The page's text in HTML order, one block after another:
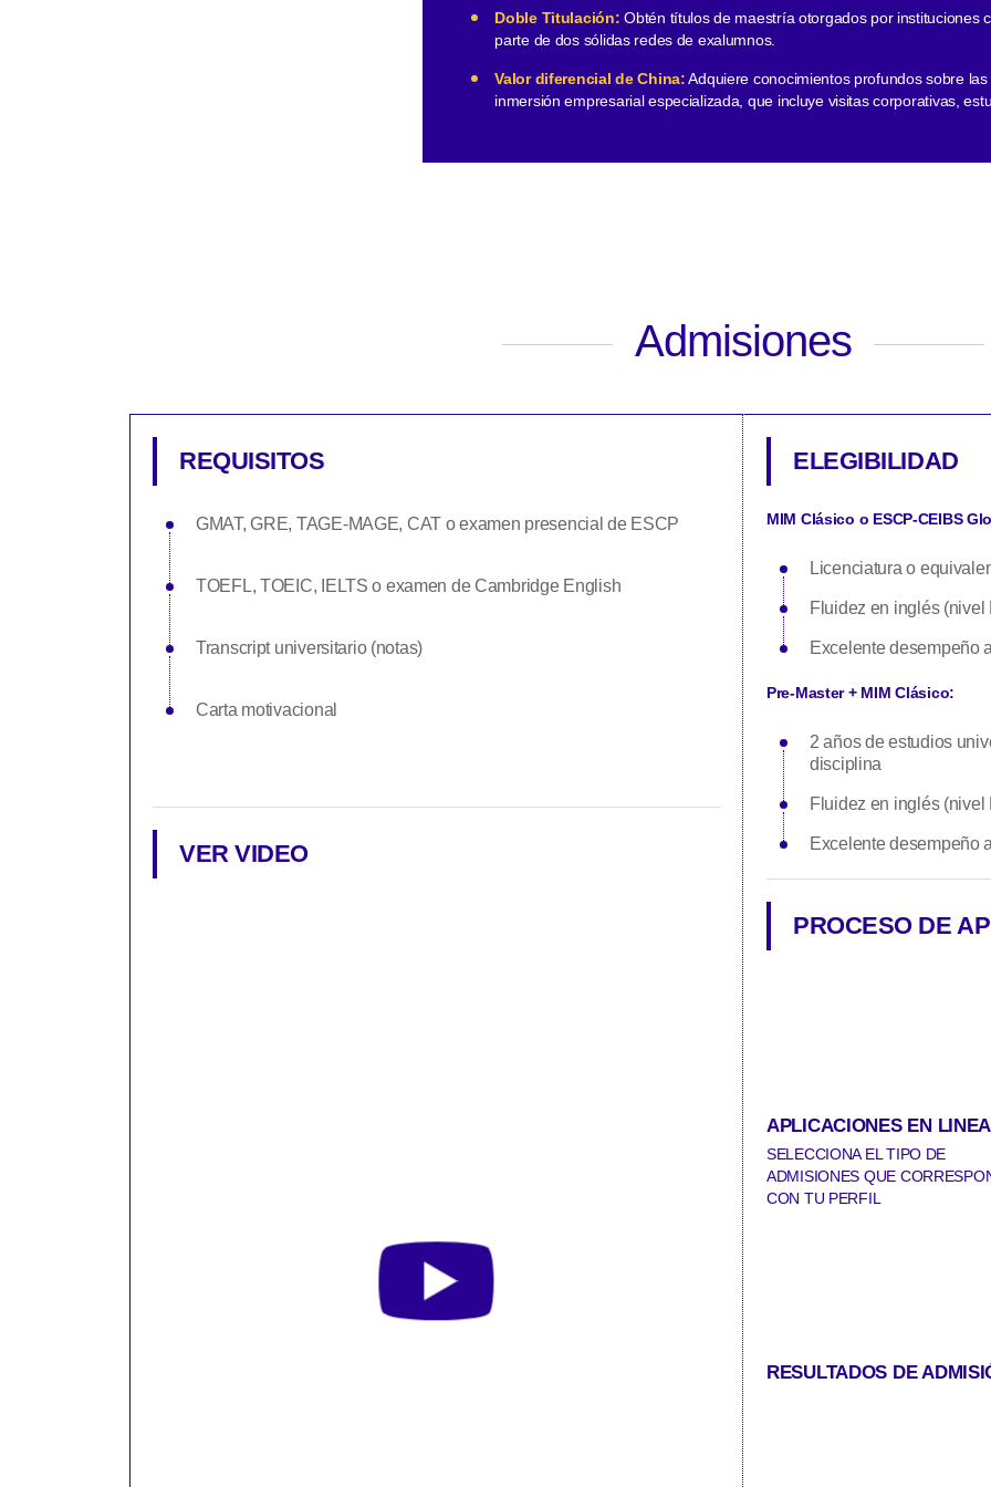
Doble Titulación: Obtén títulos de maestría otorgados por instituciones
parte de dos sólidas redes de exalumnos.
Valor diferencial de China:Adquiere conocimientos profundos sobre
inmersión empresarial especializada, que incluye visitas corporativas,
Admisiones
REQUISITOS
GMAT, GRE, TAGE-MAGE, CAT o examen presencial de ESCP
TOEFL, TOEIC, IELTS o examen de Cambridge English
Transcript universitario (notas)
Carta motivacional
VER VIDEO
ELEGIBILIDAD
MIM Clásico o ESCP-CEIBS
Licenciatura o
Fluidez en inglés (nivel
Excelente desempeño
Pre-Master + MIM Clásico:
2 años de estudios
disciplina
Fluidez en inglés (nivel
Excelente desempeño
PROCESO DE
APLICACIONES EN LINEA
SELECCIONA EL TIPO DE
ADMISIONES QUE
CON TU PERFIL
RESULTADOS DE